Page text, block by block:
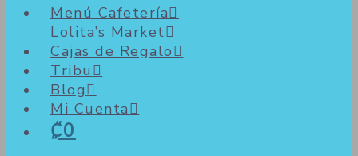
Menú Cafetería
Lolita’s Market
Cajas de Regalo
Tribu
Blog
Mi Cuenta
₡0